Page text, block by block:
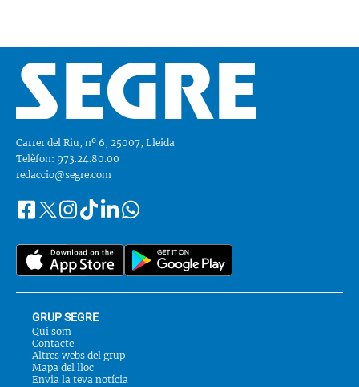
Carrer del Riu, nº 6, 25007, Lleida
Telèfon: 973.24.80.00
redaccio@segre.com
Segueix-
a::
FacebookInstagram
TiktokLinkedinWhatsapp
GRUP SEGRE
Qui som
Contacte
Altres webs del grup
Mapa del lloc
Envia la teva notícia